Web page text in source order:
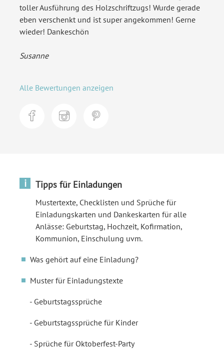
toller Ausführung des Holzschriftzugs! Wurde gerade
eben verschenkt und ist super angekommen! Gerne
wieder! Dankeschön
Susanne
Alle Bewertungen anzeigen
i Tipps für Einladungen
Mustertexte, Checklisten und Sprüche für
Einladungskarten und Dankeskarten für alle
Anlässe: Geburtstag, Hochzeit, Kofirmation,
Kommunion, Einschulung uvm.
Was gehört auf eine Einladung?
Muster für Einladungstexte
Geburtstagssprüche
Geburtstagssprüche für Kinder
Sprüche für Oktoberfest-Party